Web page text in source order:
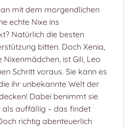
mit dem morgendlichen
echte Nixe ins
Natürlich die besten
bitten. Doch Xenia,
ist Gili, Leo
Schritt voraus. Sie kann es
ihr unbekannte Welt der
Dabei benimmt sie
als auffällig – das findet
richtig abenteuerlich